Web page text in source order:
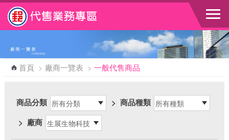
跳到主要內容區塊
首頁 > 廠商一覽表 > 一般代售商品
商品分類 > 商品種類
> 廠商